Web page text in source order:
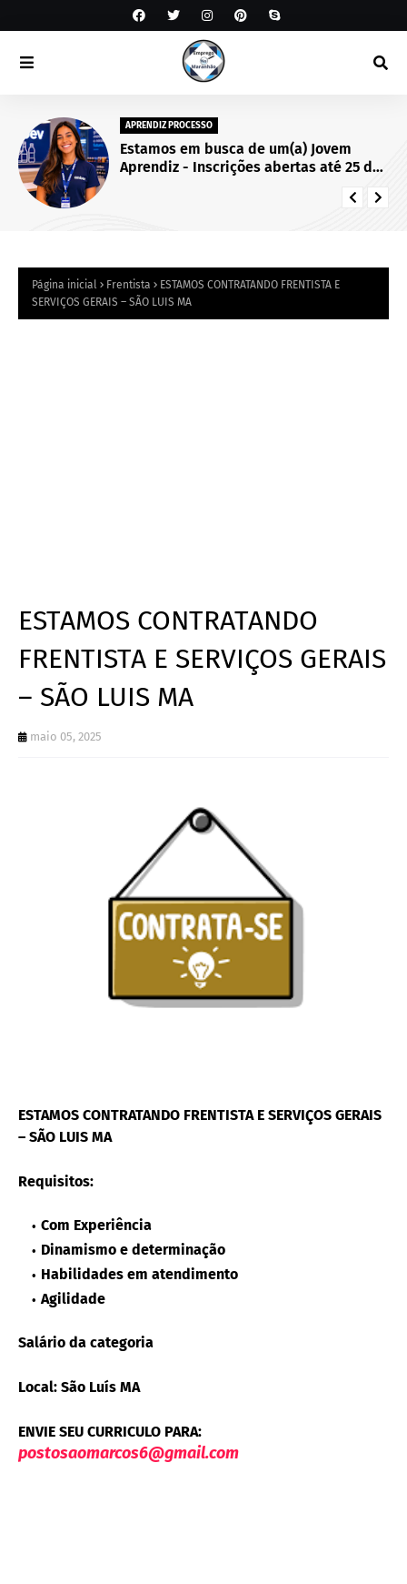
APRENDIZ PROCESSO
Estamos em busca de um(a) Jovem
Aprendiz - Inscrições abertas até 25 de
Página inicial Frentista
ESTAMOS CONTRATANDO FRENTISTA E
SERVIÇOS GERAIS – SÃO LUIS MA
ESTAMOS CONTRATANDO
FRENTISTA E SERVIÇOS GERAIS
– SÃO LUIS MA
maio 05, 2025
ESTAMOS CONTRATANDO FRENTISTA E SERVIÇOS GERAIS
– SÃO LUIS MA
Requisitos:
Com Experiência
Dinamismo e determinação
Habilidades em atendimento
Agilidade
Salário da categoria
Local: São Luís MA
ENVIE SEU CURRICULO PARA:
postosaomarcos6@gmail.com